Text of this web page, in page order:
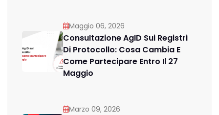
Maggio 06, 2026
Consultazione AgID Sui Registri
Di Protocollo: Cosa Cambia E
Come Partecipare Entro Il 27
Maggio
Marzo 09, 2026